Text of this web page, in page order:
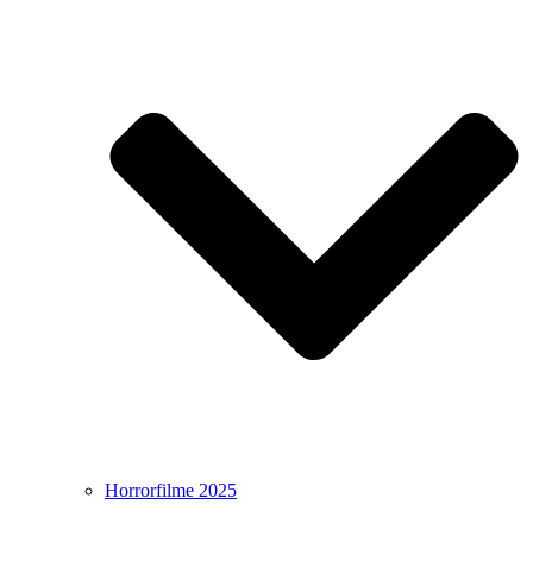
Horrorfilme 2025